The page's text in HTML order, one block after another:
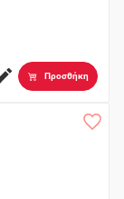
Προσθήκη